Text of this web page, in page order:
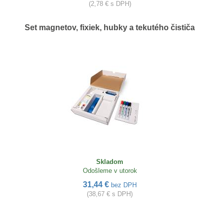
(2,78 € s DPH)
Set magnetov, fixiek, hubky a tekutého čističa
Skladom
Odošleme v utorok
31,44 € bez DPH
(38,67 € s DPH)